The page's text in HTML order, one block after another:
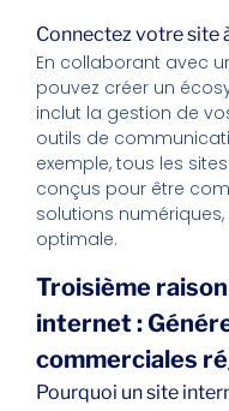
Connectez votre site
En collaborant avec
pouvez créer un
inclut la gestion de
outils de
exemple, tous les
conçus pour être
solutions
optimale.
Troisième
internet :
commerciales
Pourquoi un site